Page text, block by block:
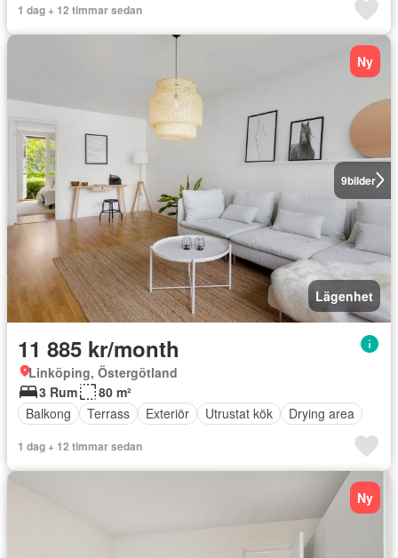
1 dag + 12 timmar sedan
9bilder
Ny
Lägenhet
11 885 kr/month
Linköping, Östergötland
3 Rum
80 m²
Balkong
Terrass Exteriör Utrustat kök Drying area
1 dag + 12 timmar sedan
Ny